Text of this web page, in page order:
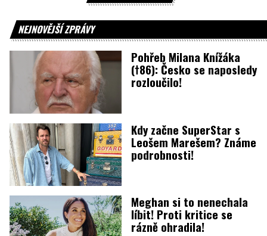
NEJNOVĚJŠÍ ZPRÁVY
Pohřeb Milana Knížáka
(†86): Česko se naposledy
rozloučilo!
Kdy začne SuperStar s
Leošem Marešem? Známe
podrobnosti!
Meghan si to nenechala
líbit! Proti kritice se
rázně ohradila!